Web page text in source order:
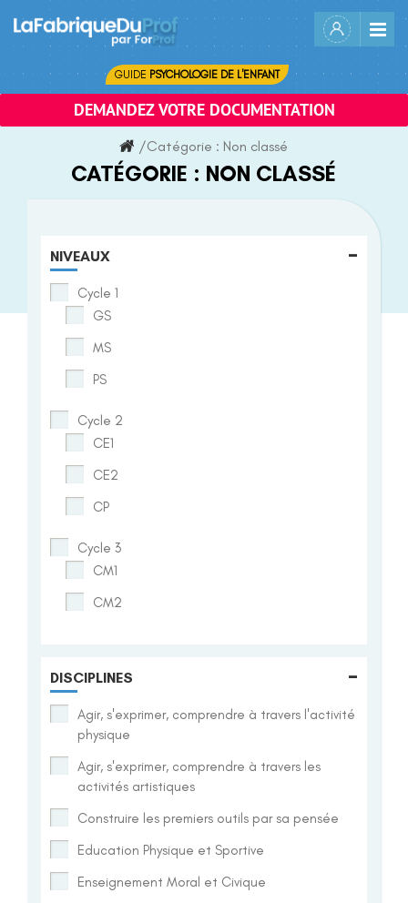
content
GUIDE PSYCHOLOGIE DE L'ENFANT
DEMANDEZ VOTRE DOCUMENTATION
/Catégorie : Non classé
CATÉGORIE : NON CLASSÉ
NIVEAUX -
Cycle 1
GS
MS
PS
Cycle 2
CE1
CE2
CP
Cycle 3
CM1
CM2
DISCIPLINES -
Agir, s'exprimer, comprendre à travers l'activité
physique
Agir, s'exprimer, comprendre à travers les
activités artistiques
Construire les premiers outils par sa pensée
Education Physique et Sportive
Enseignement Moral et Civique